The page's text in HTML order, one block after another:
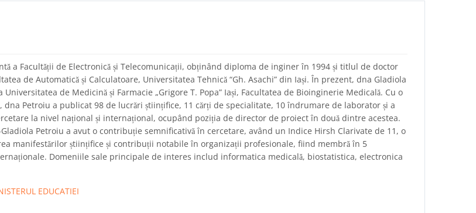
a Facultății de Electronică și Telecomunicații, obținând diploma de inginer în 1994 și titlul de doctor
de Automatică și Calculatoare, Universitatea Tehnică “Gh. Asachi” din Iași. În prezent, dna Gladiola
de Medicină și Farmacie „Grigore T. Popa” Iași, Facultatea de Bioinginerie Medicală. Cu o
dna Petroiu a publicat 98 de lucrări științifice, 11 cărți de specialitate, 10 îndrumare de laborator și a
la nivel național și internațional, ocupând poziția de director de proiect în două dintre acestea.
Petroiu a avut o contribuție semnificativă în cercetare, având un Indice Hirsh Clarivate de 11, o
manifestărilor științifice și contribuții notabile în organizații profesionale, fiind membră în 5
Domeniile sale principale de interes includ informatica medicală, biostatistica, electronica
EDUCATIEI